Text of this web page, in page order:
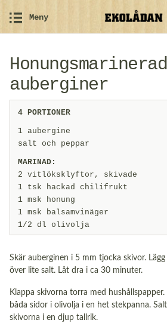
Meny
auberginer
4 PORTIONER
1 aubergine
salt och peppar
MARINAD:
2 vitlöksklyftor, skivade
1 tsk hackad chilifrukt
1 msk honung
1 msk balsamvinäger
1/2 dl olivolja
Skär auberginen i 5 mm tjocka skivor.
över lite salt. Låt dra i ca 30 minuter.
Klappa skivorna torra med
båda sidor i olivolja i en het stekpanna.
skivorna i en djup tallrik.